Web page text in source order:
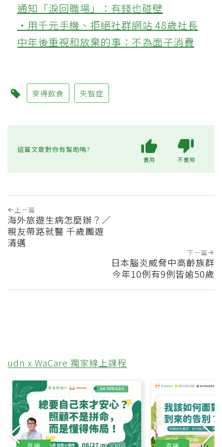
通知「淚回職場」：有錢也碰壁
‧用千元手機、拒絕社群網站 48歲社長
中年後重視和放棄的事：不為面子消費
麥得飲食 失智症
這篇文章對你有幫助嗎?
實用 不實用
上一篇
海外旅遊生病怎麼辦？／
親友帶路就醫 千歲團遊
清邁
下一篇
日本腦炎威脅中高齡族群
今年10例有9例皆逾50歲
udn x WaCare 獨家線上課程